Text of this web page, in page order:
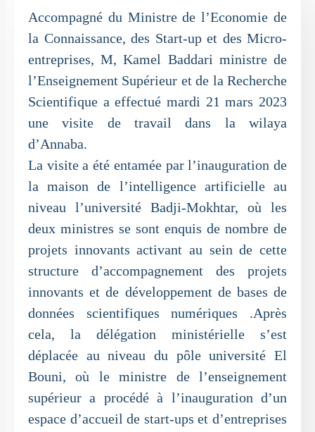
Accompagné du Ministre de l’Economie de
la Connaissance, des Start-up et des Micro-
entreprises, M, Kamel Baddari ministre de
l’Enseignement Supérieur et de la Recherche
Scientifique a effectué mardi 21 mars 2023
une visite de travail dans la wilaya
d’Annaba.
La visite a été entamée par l’inauguration de
la maison de l’intelligence artificielle au
niveau l’université Badji-Mokhtar, où les
deux ministres se sont enquis de nombre de
projets innovants activant au sein de cette
structure d’accompagnement des projets
innovants et de développement de bases de
données scientifiques numériques .Après
cela, la délégation ministérielle s’est
déplacée au niveau du pôle université El
Bouni, où le ministre de l’enseignement
supérieur a procédé à l’inauguration d’un
espace d’accueil de start-ups et d’entreprises